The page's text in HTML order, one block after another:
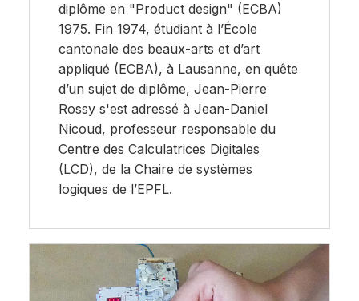
diplôme en "Product design" (ECBA)
1975. Fin 1974, étudiant à l’École
cantonale des beaux-arts et d’art
appliqué (ECBA), à Lausanne, en quête
d’un sujet de diplôme, Jean-Pierre
Rossy s'est adressé à Jean-Daniel
Nicoud, professeur responsable du
Centre des Calculatrices Digitales
(LCD), de la Chaire de systèmes
logiques de l’EPFL.